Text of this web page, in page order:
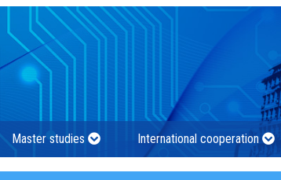
Master studies International cooperation